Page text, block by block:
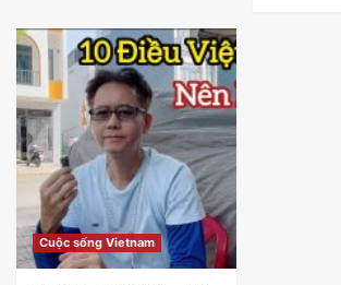
Cuộc sống Vietnam